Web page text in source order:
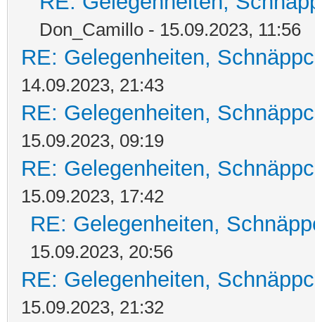
Don_Camillo - 15.09.2023, 11:56
RE: Gelegenheiten,
14.09.2023, 21:43
RE: Gelegenheiten,
15.09.2023, 09:19
RE: Gelegenheiten,
15.09.2023, 17:42
RE: Gelegenheiten,
15.09.2023, 20:56
RE: Gelegenheiten,
15.09.2023, 21:32